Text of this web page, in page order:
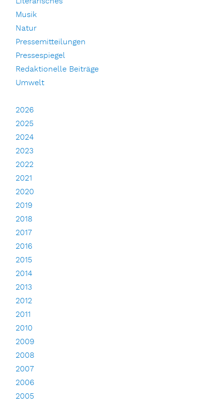
Musik
Natur
Pressemitteilungen
Pressespiegel
Redaktionelle Beiträge
Umwelt
2026
2025
2024
2023
2022
2021
2020
2019
2018
2017
2016
2015
2014
2013
2012
2011
2010
2009
2008
2007
2006
2005